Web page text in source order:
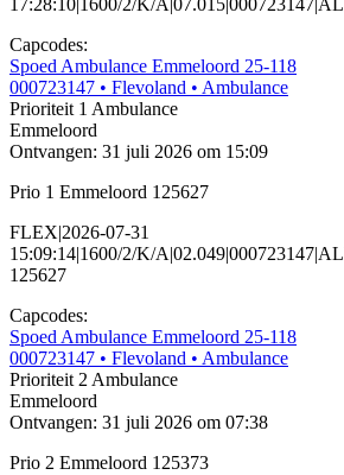
17:28:10|1600/2/K/
Capcodes:
Spoed Ambulance Emmeloord 25-118
000723147 • Flevoland • Ambulance
Prioriteit 1 Ambulance
Emmeloord
Ontvangen: 31 juli 2026 om 15:09
Prio 1 Emmeloord 125627
FLEX|2026-07-31
15:09:14|1600/2/K/
125627
Capcodes:
Spoed Ambulance Emmeloord 25-118
000723147 • Flevoland • Ambulance
Prioriteit 2 Ambulance
Emmeloord
Ontvangen: 31 juli 2026 om 07:38
Prio 2 Emmeloord 125373